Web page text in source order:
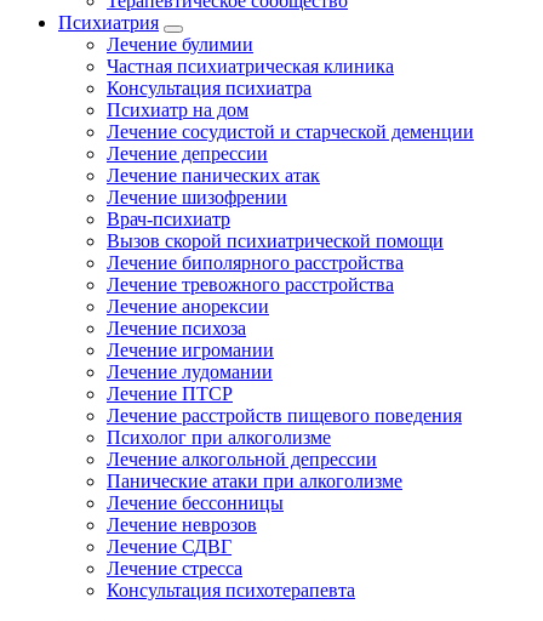
Психиатрия
Лечение булимии
Частная психиатрическая клиника
Консультация психиатра
Психиатр на дом
Лечение сосудистой и старческой деменции
Лечение депрессии
Лечение панических атак
Лечение шизофрении
Врач-психиатр
Вызов скорой психиатрической помощи
Лечение биполярного расстройства
Лечение тревожного расстройства
Лечение анорексии
Лечение психоза
Лечение игромании
Лечение лудомании
Лечение ПТСР
Лечение расстройств пищевого поведения
Психолог при алкоголизме
Лечение алкогольной депрессии
Панические атаки при алкоголизме
Лечение бессонницы
Лечение неврозов
Лечение СДВГ
Лечение стресса
Консультация психотерапевта